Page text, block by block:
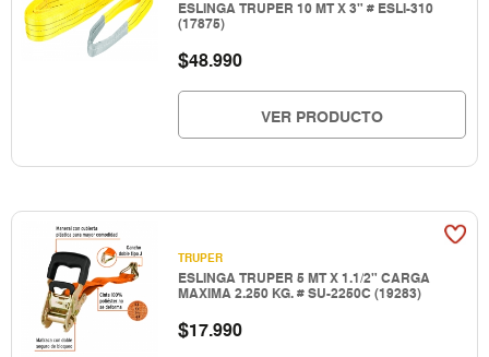
ESLINGA TRUPER 10 MT X 3" # ESLI-310
(17875)
$48.990
VER PRODUCTO
TRUPER
ESLINGA TRUPER 5 MT X 1.1/2" CARGA
MAXIMA 2.250 KG. # SU-2250C (19283)
$17.990